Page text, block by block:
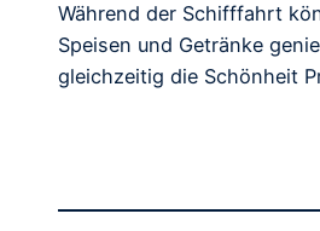
Während der Schifffahrt
Speisen und Getränke
gleichzeitig die Schönheit